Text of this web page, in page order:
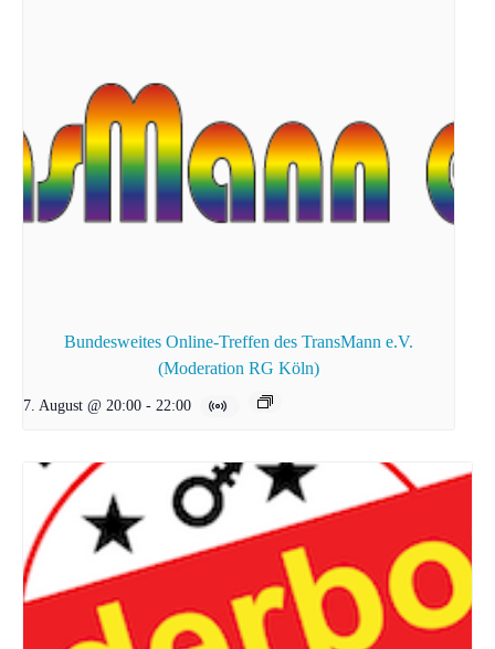
Bundesweites Online-Treffen des TransMann e.V.
(Moderation RG Köln)
7. August @ 20:00 - 22:00